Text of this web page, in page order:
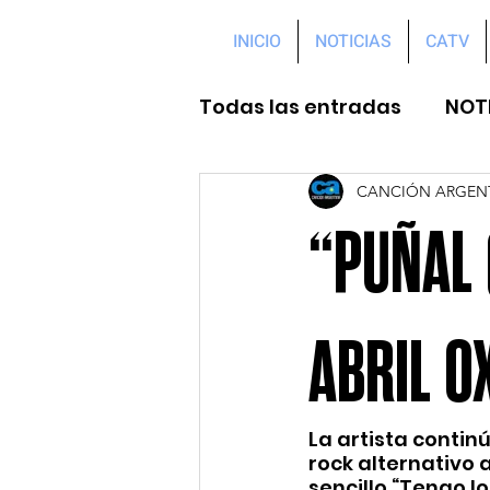
INICIO NOTICIAS CATV
Todas las entradas
ABRIL
CANCIÓN
La artista
rock alternativo